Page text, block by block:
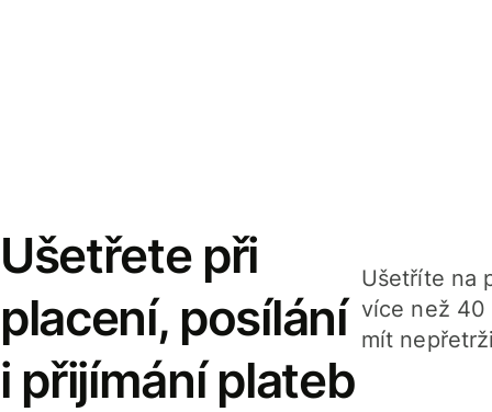
Ušetřete při
placení, posílání
i přijímání plateb
Ušetříte na
více než 40
mít